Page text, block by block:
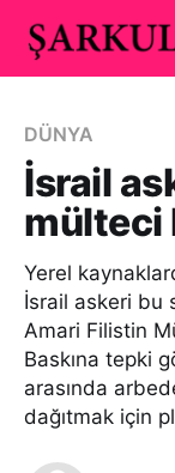
DÜNYA
İsrail
mülteci
Yerel
İsrail askeri bu
Amari Filistin
Baskına tepki
arasında
dağıtmak için